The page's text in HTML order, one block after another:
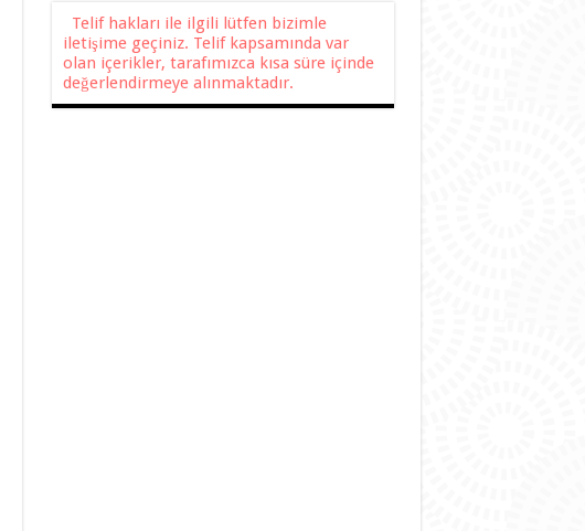
Telif hakları ile ilgili lütfen bizimle
iletişime geçiniz. Telif kapsamında var
olan içerikler, tarafımızca kısa süre içinde
değerlendirmeye alınmaktadır.